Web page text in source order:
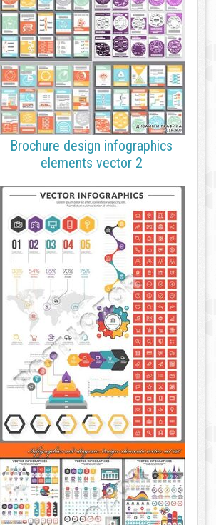
Brochure design infographics
elements vector 2